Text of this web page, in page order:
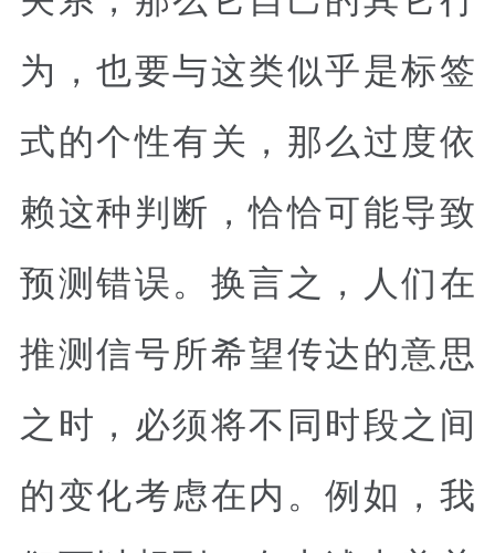
为，也要与这类似乎是标签
式的个性有关，那么过度依
赖这种判断，恰恰可能导致
预测错误。换言之，人们在
推测信号所希望传达的意思
之时，必须将不同时段之间
的变化考虑在内。例如，我